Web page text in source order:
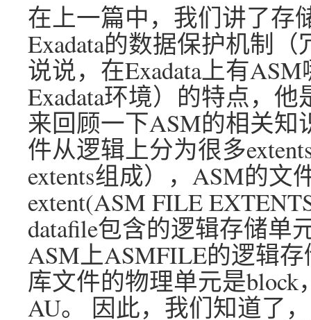
在上一篇中，我们讲了存
Exadata的数据保护机制
说说，在Exadata上有
Exadata环境）的特点，
来回顾一下ASM的相关
件从逻辑上分为很多
extents组成），ASM的
extent(ASM FILE
datafile包含的逻辑存储单
ASM上ASMFILE的逻辑存
库文件的物理单元是
AU。 因此，我们知道了